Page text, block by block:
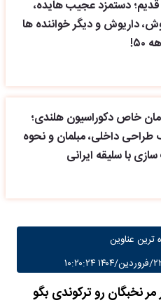
قدیم؛ دستمزد عجیب هایده،
داریوش و دیگر خواننده ها
خاص دکوراسیون هلندی؛
داخلی، مبلمان و نحوه
با سلیقه ایرانی
ترین عناوین
نخبگان رو ترکوندی بگو